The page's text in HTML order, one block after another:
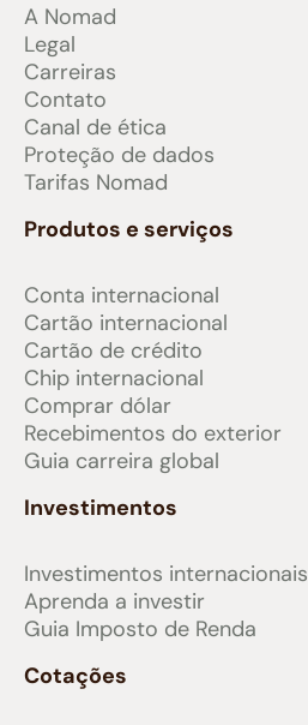
A Nomad
Legal
Carreiras
Contato
Canal de ética
Proteção de dados
Tarifas Nomad
Produtos e serviços
Conta internacional
Cartão internacional
Cartão de crédito
Chip internacional
Comprar dólar
Recebimentos do exterior
Guia carreira global
Investimentos
Investimentos internacionais
Aprenda a investir
Guia Imposto de Renda
Cotações